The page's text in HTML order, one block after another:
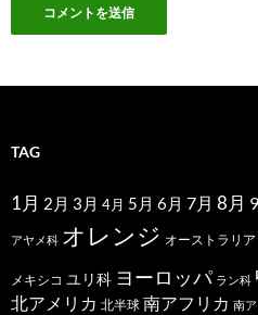
TAG
1月 2月 3月 4月 5月 6月 7月 8月
アヤメ科 オレンジ オーストラリア
メキシコ ユリ科 ヨーロッパ ラン科
北アメリカ 北半球 南アフリカ 南